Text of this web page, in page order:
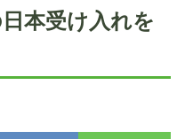
本受け入れを